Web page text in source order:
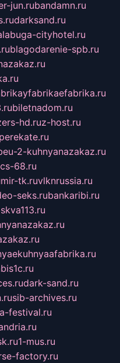
jun.rubandamn.ru
darksand.ru
cityhotel.ru
blagodarenie-spb.ru
biletnadom.ru
hd.ruz-host.ru
2-kuhnyanazakaz.ru
cs-68.ru
mir-tk.ruvlknrussia.ru
seks.rubankaribi.ru
dark-sand.ru
sib-archives.ru
festival.ru
1-mus.ru
factory.ru